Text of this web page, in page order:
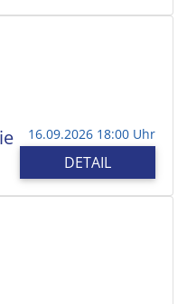
16.09.2026 18:00 Uhr
DETAIL